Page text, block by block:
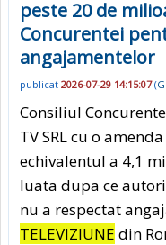
peste 20 de
Concurentei
angajamentelor
publicat 2026-07-29 14:15:07(
Consiliul
TV SRL cu o
echivalentul a 4,1
luata dupa ce
nu a respectat
TELEVIZIUNE din